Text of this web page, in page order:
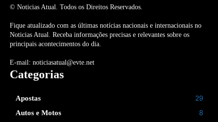
© Noticias Atual. Todos os Direitos Reservados.
Fique atualizado com as últimas notícias nacionais e internacionais no
Noticias Atual. Receba informações precisas e relevantes sobre os
principais acontecimentos do dia.
E-mail: noticiasatual@evte.net
Categorias
Apostas 29
Autos e Motos 8